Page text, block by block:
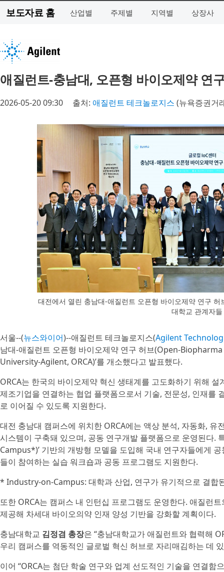
보도자료 홈 산업별 주제별 지역별 상장사
애질런트-충남대, 오픈형 바이오제약 연
2026-05-20 09:30 출처: 애질런트 테크놀로지스 (뉴욕증권거
대전에서 열린 충남대-애질런트 오픈형 바이오제약 연구
대학교 관계자들
서울--(뉴스와이어)--애질런트 테크놀로지스(Agilent
남대-애질런트 오픈형 바이오제약 연구 허브(Open-
University-Agilent, ORCA)’를 개소했다고 발표했다.
ORCA는 한국의 바이오제약 혁신 생태계를 고도화하기 위해
제조기업을 연결하는 협업 플랫폼으로서 기술, 전문성, 인재를
로 이어질 수 있도록 지원한다.
대전 충남대 캠퍼스에 위치한 ORCA에는 액상 분석, 자동화,
시스템이 구축돼 있으며, 공동 연구개발 플랫폼으로 운영된다.
Campus*)’ 기반의 개방형 모델을 도입해 국내 연구자들에게
들이 참여하는 실습 워크숍과 공동 프로그램도 지원한다.
* Industry-on-Campus: 대학과 산업, 연구가 유기적으로 결합
또한 ORCA는 캠퍼스 내 인턴십 프로그램도 운영한다. 애질런
제공해 차세대 바이오의약 인재 양성 기반을 강화할 계획이다.
충남대학교 김정겸 총장은 “충남대학교가 애질런트와 협력해
우리 캠퍼스를 역동적인 글로벌 혁신 허브로 자리매김하는 데
이어 “ORCA는 첨단 학술 연구와 업계 선도적인 기술을 연결